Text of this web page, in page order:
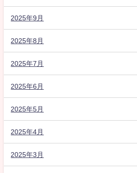
2025年9月
2025年8月
2025年7月
2025年6月
2025年5月
2025年4月
2025年3月